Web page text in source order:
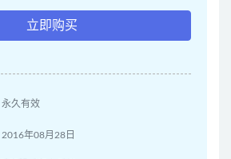
立即购买
永久有效
2016年08月28日